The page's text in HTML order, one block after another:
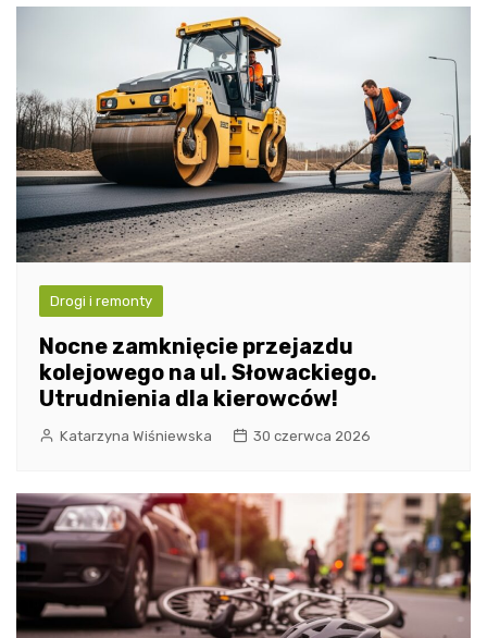
Drogi i remonty
Nocne zamknięcie przejazdu
kolejowego na ul. Słowackiego.
Utrudnienia dla kierowców!
Katarzyna Wiśniewska 30 czerwca 2026